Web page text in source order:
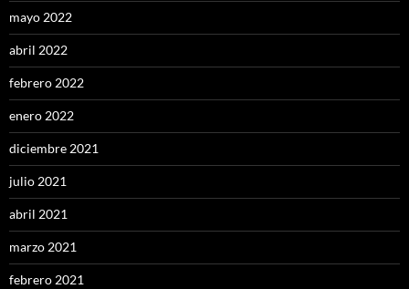
mayo 2022
abril 2022
febrero 2022
enero 2022
diciembre 2021
julio 2021
abril 2021
marzo 2021
febrero 2021